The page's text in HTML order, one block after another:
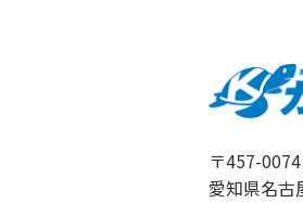
〒457-0074
愛知県名古